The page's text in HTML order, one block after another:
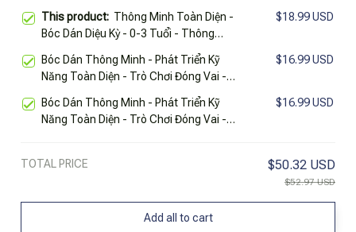
This product: Thông Minh Toàn Diện -
Bóc Dán Diệu Kỳ - 0-3 Tuổi - Thông
$18.99 USD
Bóc Dán Thông Minh - Phát Triển Kỹ
Năng Toàn Diện - Trò Chơi Đóng Vai -
$16.99 USD
Bóc Dán Thông Minh - Phát Triển Kỹ
Năng Toàn Diện - Trò Chơi Đóng Vai -
$16.99 USD
TOTAL PRICE $50.32 USD
$52.97 USD
Add all to cart